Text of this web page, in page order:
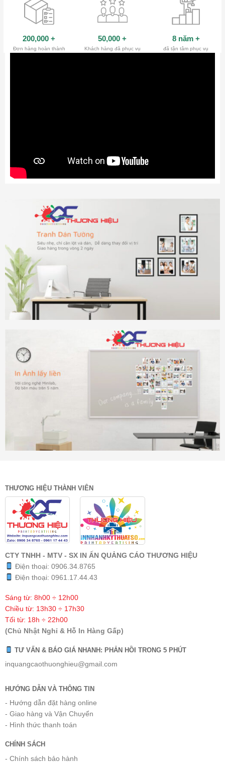
200,000 +
Đơn hàng hoàn thành
50,000 +
Khách hàng đã phục vụ
8 năm +
đã tận tâm phục vụ
THƯƠNG HIỆU THÀNH VIÊN
CTY TNHH - MTV - SX IN ẤN QUẢNG CÁO THƯƠNG HIỆU
Điện thoại: 0906.34.8765
Điện thoại: 0961.17.44.43
Sáng từ: 8h00 ÷ 12h00
Chiều từ: 13h30 ÷ 17h30
Tối từ: 18h ÷ 22h00
(Chủ Nhật Nghỉ & Hỗ In Hàng Gấp)
TƯ VẤN & BÁO GIÁ NHANH: PHẢN HỒI TRONG 5 PHÚT
inquangcaothuonghieu@gmail.com
HƯỚNG DẪN VÀ THÔNG TIN
- Hướng dẫn đặt hàng online
- Giao hàng và Vận Chuyển
- Hình thức thanh toán
CHÍNH SÁCH
- Chính sách bảo hành